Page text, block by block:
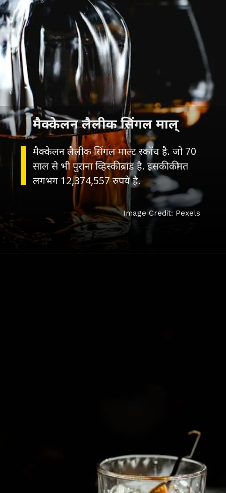
मैक्केलन लैलीक सिंगल माल्ट स्कॉच है. जो 70
साल से भी पुराना व्हिस्की ब्रांड है. इसकी कीमत
लगभग 12,374,557 रुपये है.
मैक्केलन लैलीक सिंगल माल्
Image Credit: Pexels